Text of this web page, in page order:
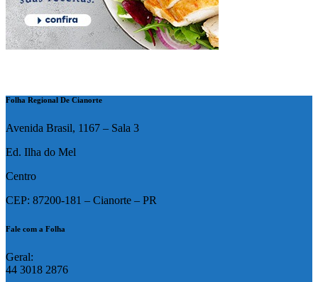
Folha Regional De Cianorte
Avenida Brasil, 1167 – Sala 3
Ed. Ilha do Mel
Centro
CEP: 87200-181 – Cianorte – PR
Fale com a Folha
Geral:
44 3018 2876